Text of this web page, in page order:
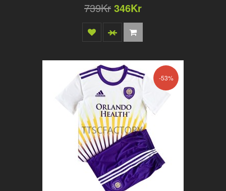
739Kr 346Kr
-53%